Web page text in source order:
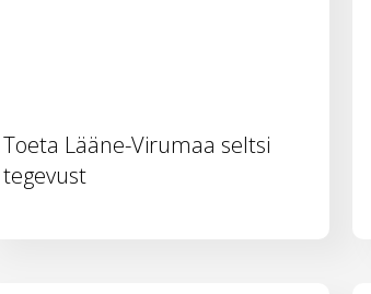
Toeta Lääne-Virumaa seltsi
tegevust